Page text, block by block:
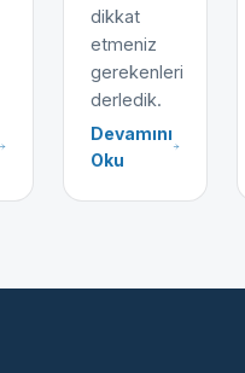
dikkat
etmeniz
gerekenleri
derledik.
Devamını
Oku